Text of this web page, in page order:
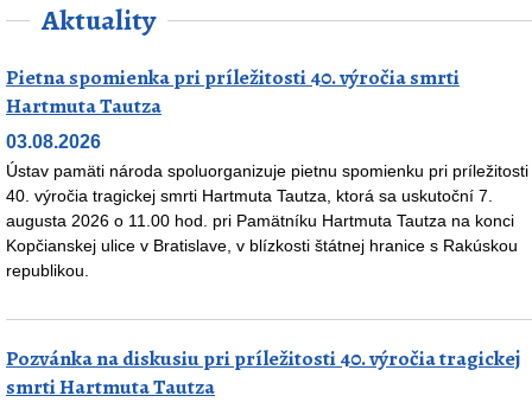
Aktuality
Pietna spomienka pri príležitosti 40. výročia smrti
Hartmuta Tautza
03.08.2026
Ústav pamäti národa spoluorganizuje pietnu spomienku pri príležitosti
40. výročia tragickej smrti Hartmuta Tautza, ktorá sa uskutoční 7.
augusta 2026 o 11.00 hod. pri Pamätníku Hartmuta Tautza na konci
Kopčianskej ulice v Bratislave, v blízkosti štátnej hranice s Rakúskou
republikou.
Pozvánka na diskusiu pri príležitosti 40. výročia tragickej
smrti Hartmuta Tautza